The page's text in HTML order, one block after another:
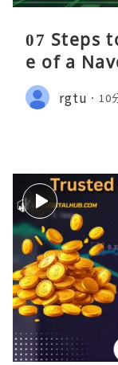
07 Steps
e of a
rgtu 10